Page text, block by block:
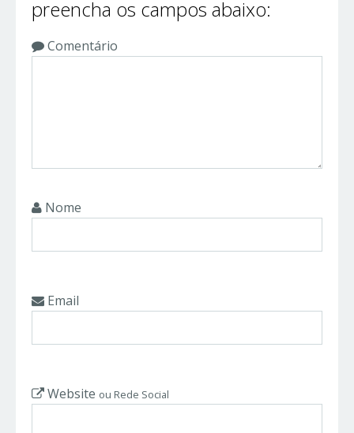
preencha os campos abaixo:
Comentário
Nome
Email
Website ou Rede Social